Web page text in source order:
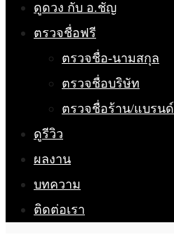
ดูดวง กับ อ.ชัญ
ตรวจชื่อฟรี
ตรวจชื่อ-นามสกุล
ตรวจชื่อบริษัท
ตรวจชื่อร้าน/แบรนด์
ดูรีวิว
ผลงาน
บทความ
ติดต่อเรา